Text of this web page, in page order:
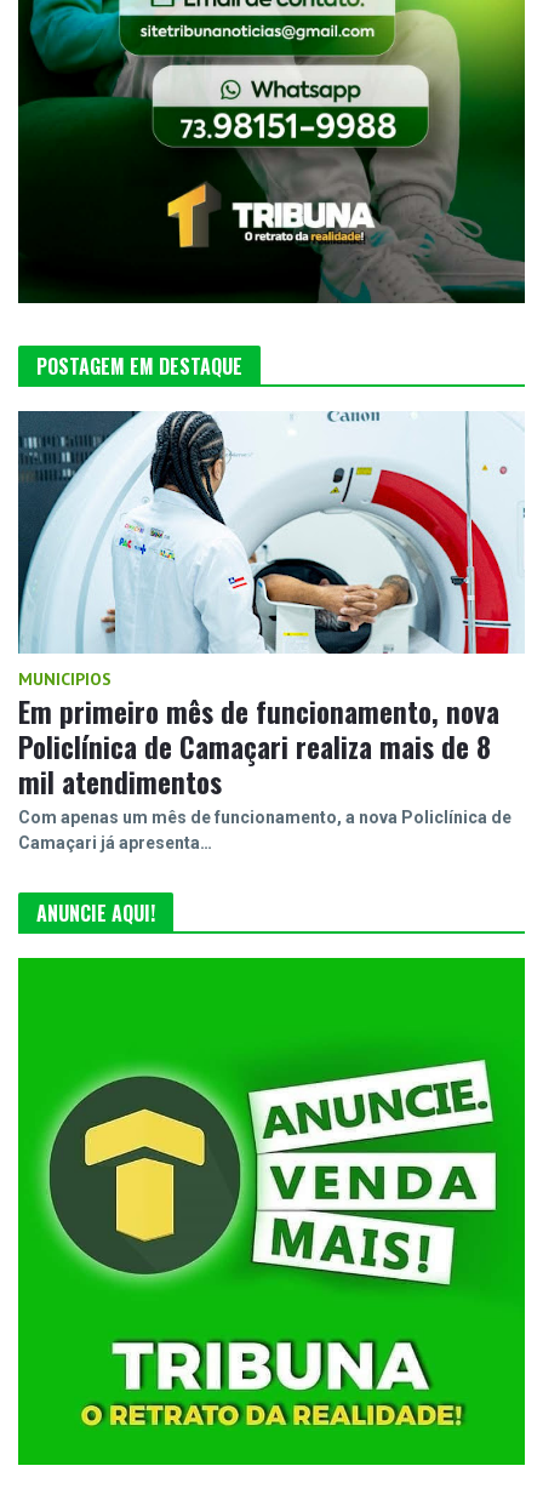
POSTAGEM EM DESTAQUE
MUNICIPIOS
Em primeiro mês de funcionamento, nova
Policlínica de Camaçari realiza mais de 8
mil atendimentos
Com apenas um mês de funcionamento, a nova Policlínica de
Camaçari já apresenta…
ANUNCIE AQUI!